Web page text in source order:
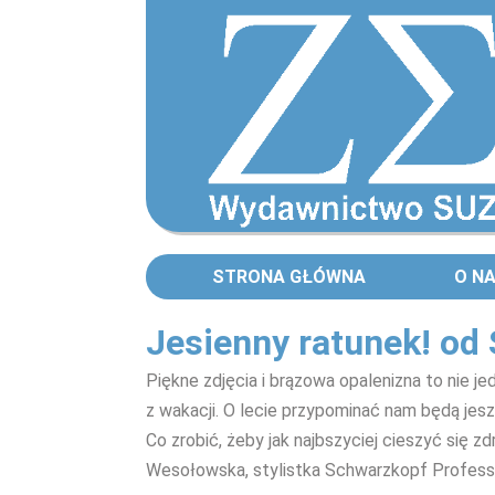
STRONA GŁÓWNA O
Jesienny ratunek!
Piękne zdjęcia i brązowa opalenizna to nie
z wakacji. O lecie przypominać nam będą
Co zrobić, żeby jak najbszyciej cieszyć się
Wesołowska, stylistka Schwarzkopf